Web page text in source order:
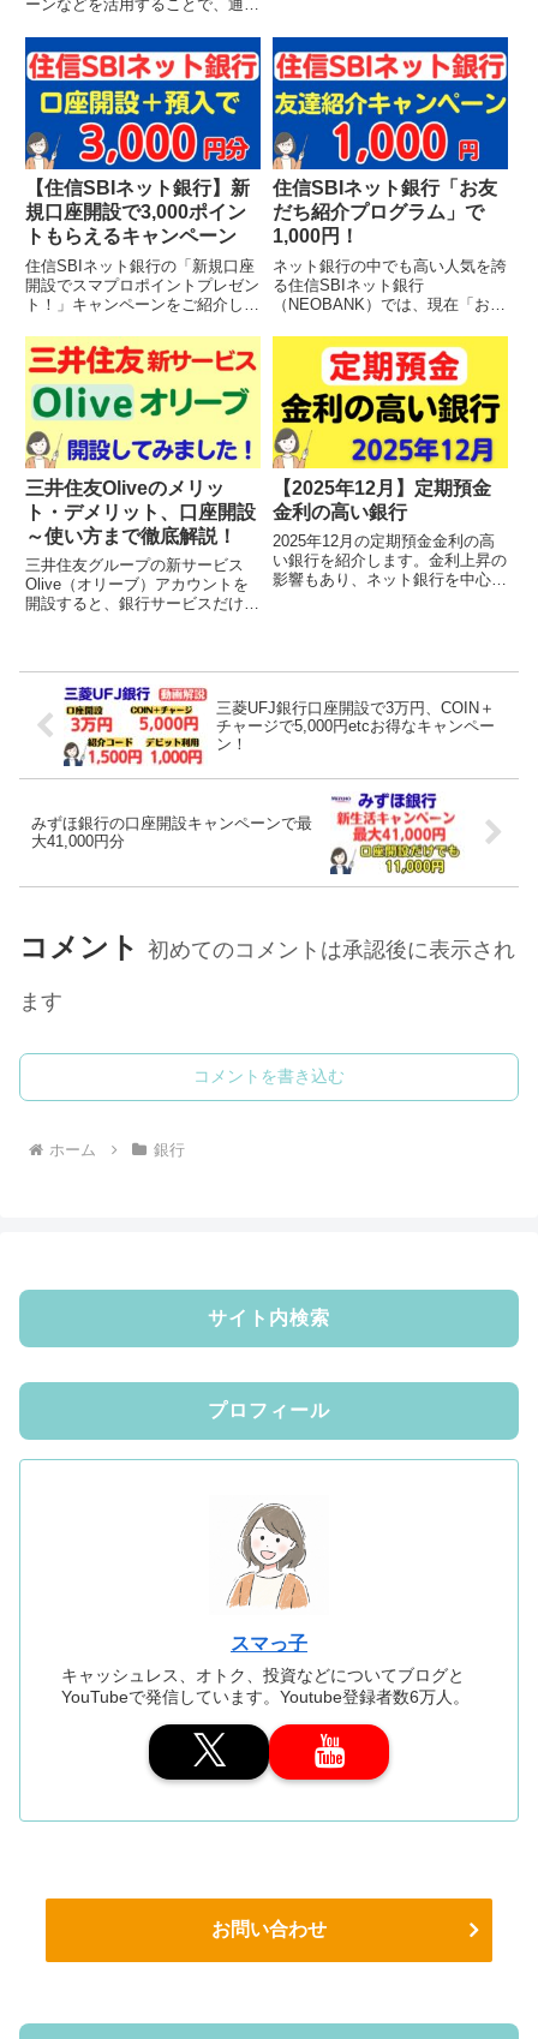
ーンなどを活用することで、通常
とができます。せっかく預けるな
ら、金利が高い方が嬉しいですよ
ね。本記事では、定期預金金利が
高い銀行を厳選して紹介しま
す。...
ャンペーンも紹介します。最新で
す→【2025年11月更新】定期預
金金利の高い銀行※本記...
【住信SBIネット銀行】新
規口座開設で3,000ポイン
トもらえるキャンペーン
住信SBIネット銀行の「新規口座
開設でスマプロポイントプレゼン
ト！」キャンペーンをご紹介しま
だけで最大3,000スマプロポイン
トがもらえます。友達紹介キャン
ペーンで1,000円ももらえるの
で、最大4,000円相...
住信SBIネット銀行「お友
だち紹介プログラム」で
1,000円！
ネット銀行の中でも高い人気を誇
る住信SBIネット銀行
（NEOBANK）では、現在「お友
す。住信SBIネット銀行は、「他
行振込の無料回数が多い」、「ス
マホATMで入出金できる」、
「アプリが使いやすい」など、日
常使...
三井住友Oliveのメリッ
ト・デメリット、口座開設
～使い方まで徹底解説！
三井住友グループの新サービス
Olive（オリーブ）アカウントを
開設すると、銀行サービスだけで
三井住友銀行を長年使っていたの
で、Oliveアカウントを開...
【2025年12月】定期預金
金利の高い銀行
2025年12月の定期預金金利の高
い銀行を紹介します。金利上昇の
影響もあり、ネット銀行を中心
事で紹介するのは、ネット申込...
三菱UFJ銀行口座開設で3万円、COIN＋
チャージで5,000円etcお得なキャンペー
ン！
みずほ銀行の口座開設キャンペーンで最
大41,000円分
コメント 初めてのコメントは承認後に表示され
ます
コメントを書き込む
ホーム 銀行
サイト内検索
プロフィール
スマっ子
キャッシュレス、オトク、投資などについてブログと
YouTubeで発信しています。Youtube登録者数6万人。
お問い合わせ